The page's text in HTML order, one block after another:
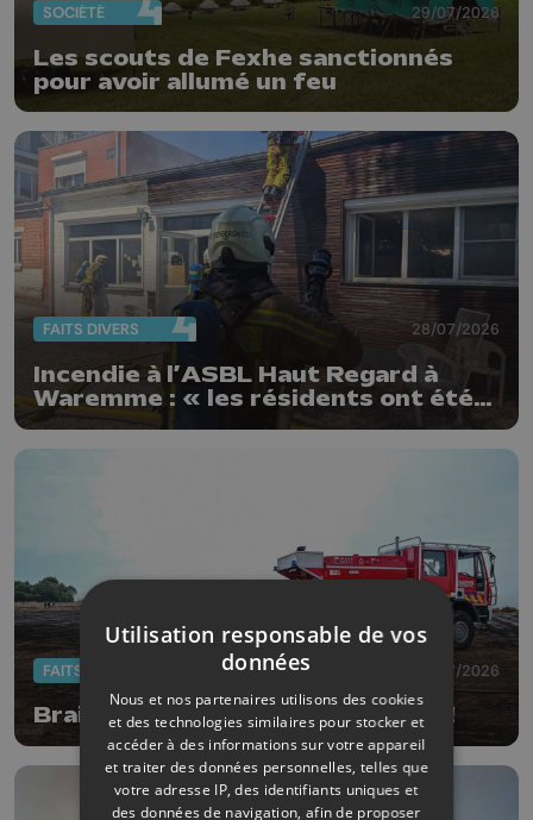
SOCIÉTÉ 29/07/2026
Les scouts de Fexhe sanctionnés
pour avoir allumé un feu
FAITS DIVERS 28/07/2026
Incendie à l’ASBL Haut Regard à
Waremme : « les résidents ont été
évacués à temps »
FAITS DIVERS 14/07/2026
Braives : un champs de lin en feu !
Utilisation responsable de vos
données
Nous et nos partenaires utilisons des cookies
et des technologies similaires pour stocker et
accéder à des informations sur votre appareil
et traiter des données personnelles, telles que
votre adresse IP, des identifiants uniques et
des données de navigation, afin de proposer